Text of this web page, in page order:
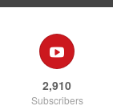
2,910
Subscribers